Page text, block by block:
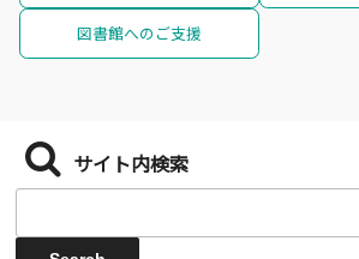
図書館へのご支援
サイト内検索